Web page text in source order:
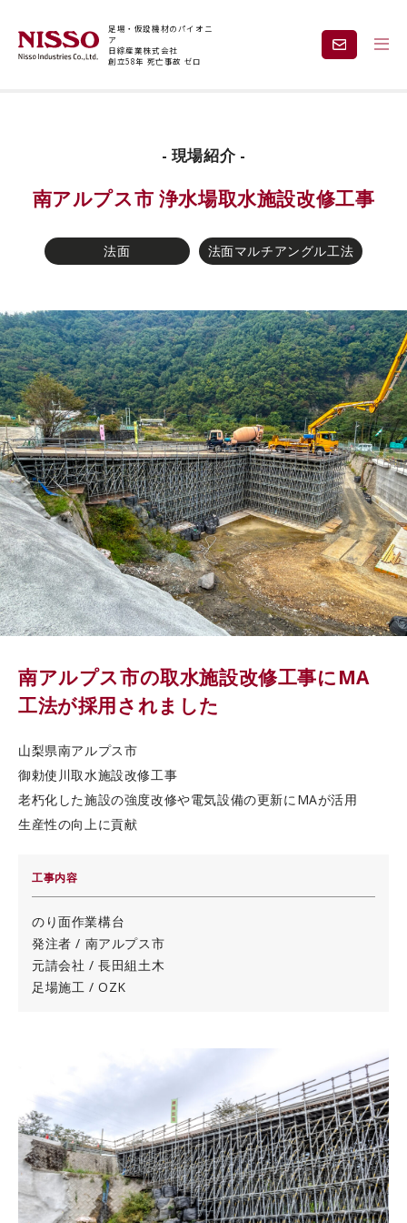
足場・仮設機材のパイオニ
ア
日綜産業株式会社
創立58年 死亡事故 ゼロ
現場紹介 課題から探す
安全と技術力 事業内容
レンタル 採用情報
EN
見積依頼・お問い合わせ
カタログダウンロード
- 現場紹介 -
南アルプス市 浄水場取水施設改修工事
法面 法面マルチアングル工法
南アルプス市の取水施設改修工事にMA
工法が採用されました
山梨県南アルプス市
御勅使川取水施設改修工事
老朽化した施設の強度改修や電気設備の更新にMAが活用
生産性の向上に貢献
工事内容
のり面作業構台
発注者 / 南アルプス市
元請会社 / 長田組土木
足場施工 / OZK